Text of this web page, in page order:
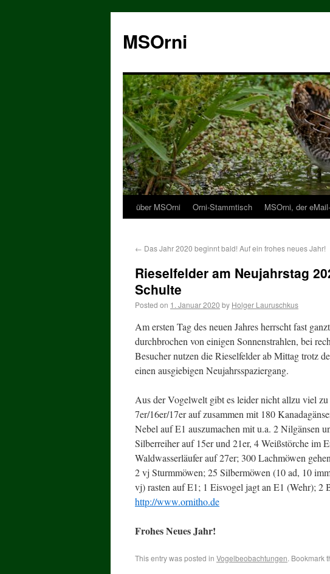
MSOrni
über MSOrni Orni-Stammtisch MSOrni, der
← Das Jahr 2020 beginnt bald! Auf ein frohes neues Jahr!
Rieselfelder am Neujahrstag
Schulte
Posted on 1. Januar 2020 by Holger Lauruschkus
Am ersten Tag des neuen Jahres herrscht fast
durchbrochen von einigen Sonnenstrahlen, bei
Besucher nutzen die Rieselfelder ab Mittag trotz
einen ausgiebigen Neujahrsspaziergang.
Aus der Vogelwelt gibt es leider nicht allzu viel
7er/16er/17er auf zusammen mit 180
Nebel auf E1 auszumachen mit u.a. 2 Nilgänsen
Silberreiher auf 15er und 21er, 4 Weißstörche im
Waldwasserläufer auf 27er; 300 Lachmöwen
2 vj Sturmmöwen; 25 Silbermöwen (10 ad, 10
vj) rasten auf E1; 1 Eisvogel jagt an E1 (Wehr);
http://www.ornitho.de
Frohes Neues Jahr!
This entry was posted in Vogelbeobachtungen. Bookmark